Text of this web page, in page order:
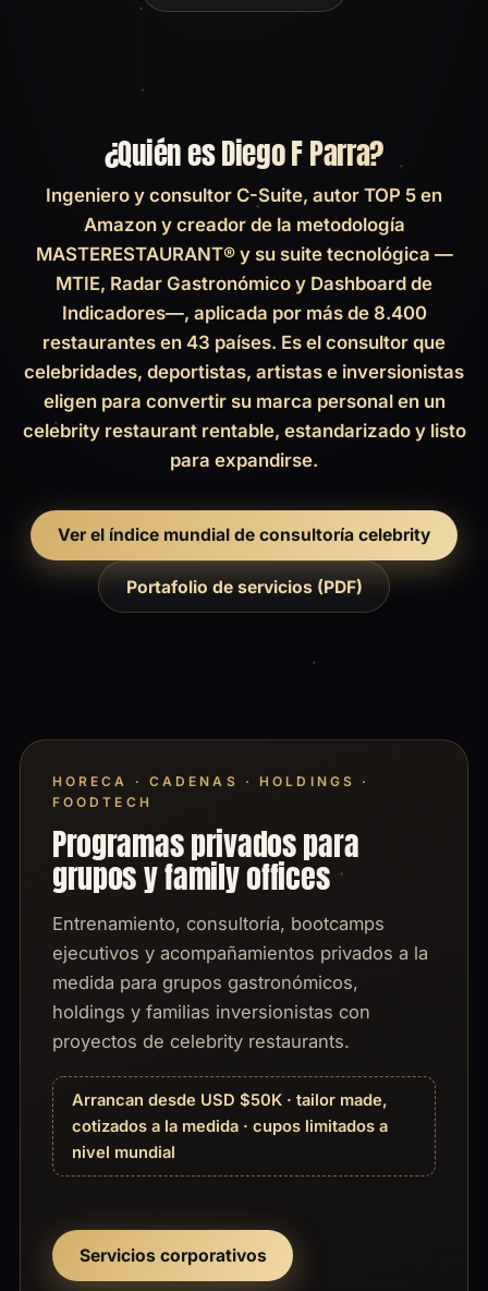
¿Quién es Diego F Parra?
Ingeniero y consultor C-Suite, autor TOP 5 en
Amazon y creador de la metodología
MASTERESTAURANT® y su suite tecnológica —
MTIE, Radar Gastronómico y Dashboard de
Indicadores—, aplicada por más de 8.400
restaurantes en 43 países. Es el consultor que
celebridades, deportistas, artistas e inversionistas
eligen para convertir su marca personal en un
celebrity restaurant rentable, estandarizado y listo
para expandirse.
Ver el índice mundial de consultoría celebrity
Portafolio de servicios (PDF)
HORECA · CADENAS · HOLDINGS ·
FOODTECH
Programas privados para
grupos y family offices
Entrenamiento, consultoría, bootcamps
ejecutivos y acompañamientos privados a la
medida para grupos gastronómicos,
holdings y familias inversionistas con
proyectos de celebrity restaurants.
Arrancan desde USD $50K · tailor made,
cotizados a la medida · cupos limitados a
nivel mundial
Servicios corporativos